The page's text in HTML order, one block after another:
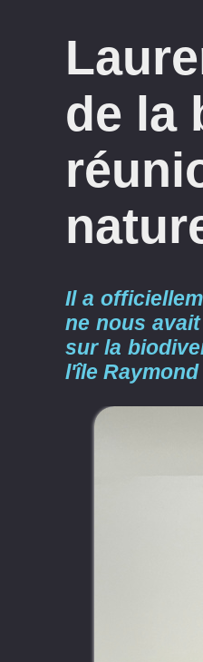
de la
Il a
ne nous
sur la
l'île